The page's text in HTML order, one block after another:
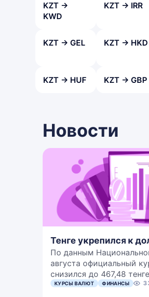
KZT →
KWD
KZT → IRR
KZT → GEL KZT → HKD
KZT → HUF KZT → GBP
Новости
Тенге укрепился к
По данным
августа официальный
снизился до 467,48
КУРСЫ ВАЛЮТ ФИНАНСЫ